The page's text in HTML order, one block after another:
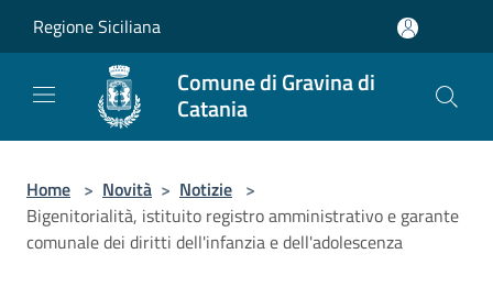
Regione Siciliana
Comune di Gravina di
Catania
Home > Novità > Notizie >
Bigenitorialità, istituito registro amministrativo e garante
comunale dei diritti dell'infanzia e dell'adolescenza